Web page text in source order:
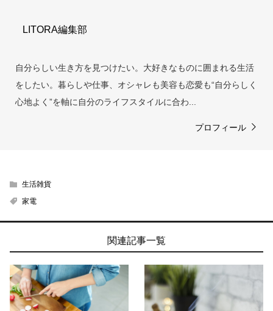
LITORA編集部
自分らしい生き方を見つけたい。大好きなものに囲まれる生活
をしたい。暮らしや仕事、オシャレも美容も恋愛も“自分らしく
心地よく”を軸に自分のライフスタイルに合わ...
プロフィール
生活雑貨
家電
関連記事一覧